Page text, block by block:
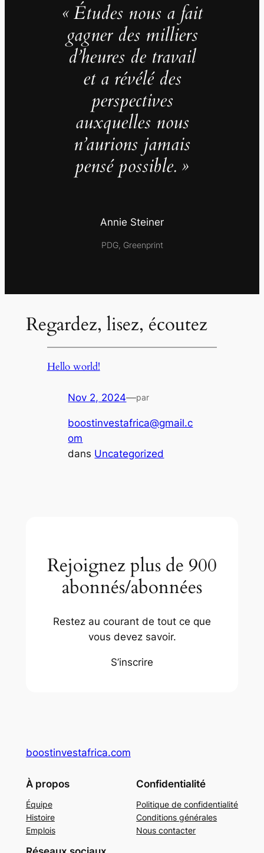
« Études nous a fait
gagner des milliers
d’heures de travail
et a révélé des
perspectives
auxquelles nous
n’aurions jamais
pensé possible. »
Annie Steiner
PDG, Greenprint
Regardez, lisez, écoutez
Hello world!
Nov 2, 2024—par
boostinvestafrica@gmail.c
om
dans Uncategorized
Rejoignez plus de 900
abonnés/abonnées
Restez au courant de tout ce que
vous devez savoir.
S’inscrire
boostinvestafrica.com
À propos
Équipe
Histoire
Emplois
Confidentialité
Politique de confidentialité
Conditions générales
Nous contacter